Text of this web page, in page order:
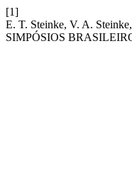
[1]
E. T. Steinke, V. A.
SIMPÓSIOS